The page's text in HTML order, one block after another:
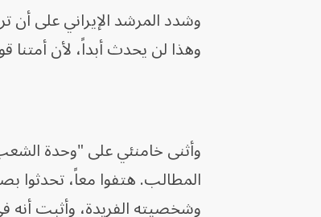
وشدد المرشد الإيراني على
وهذا لن يحدث أبداً، لأن أمتنا
وأثنى خامنئي على "وحدة
المطالب. هتفوا معاً، تحدثوا
وشخصيته الفريدة، وأثبت